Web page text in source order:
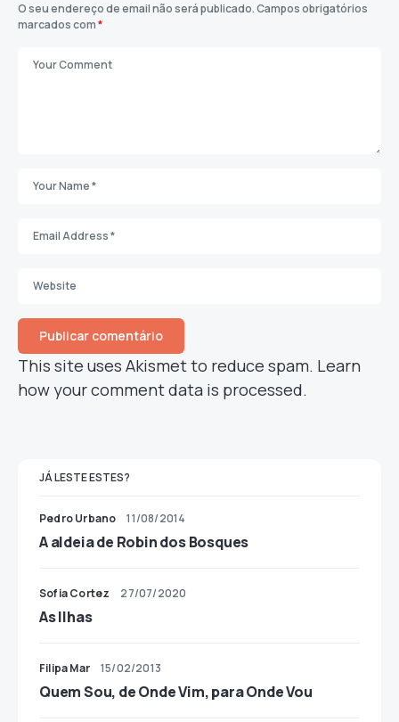
O seu endereço de email não será publicado.Campos obrigatórios
marcados com*
This site uses Akismet to reduce spam. Learn
how your comment data is processed.
JÁ LESTE ESTES?
Pedro Urbano 11/08/2014
A aldeia de Robin dos Bosques
Sofia Cortez 27/07/2020
As Ilhas
Filipa Mar 15/02/2013
Quem Sou, de Onde Vim, para Onde Vou